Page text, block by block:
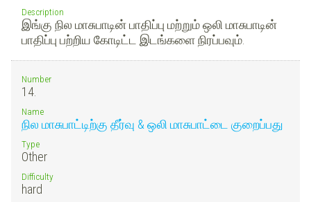
Description
இங்கு நில மாசுபாடின் பாதிப்பு மற்றும் ஒலி மாசுபாடின்
பாதிப்பு பற்றிய கோடிட்ட இடங்களை நிரப்பவும்.
Number
14.
Name
நில மாசுபாட்டிற்கு தீர்வு & ஒலி மாசுபாட்டை குறைப்பது
Type
Other
Difficulty
hard